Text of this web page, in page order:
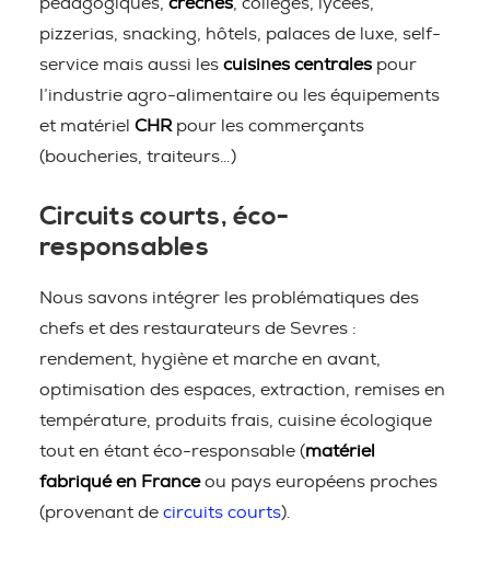
pizzerias, snacking, hôtels, palaces de luxe, self-
service mais aussi les cuisines centrales pour
l’industrie agro-alimentaire ou les équipements
et matériel CHR pour les commerçants
(boucheries, traiteurs…)
Circuits courts, éco-
responsables
Nous savons intégrer les problématiques des
chefs et des restaurateurs de Sevres :
rendement, hygiène et marche en avant,
optimisation des espaces, extraction, remises en
température, produits frais, cuisine écologique
tout en étant éco-responsable (matériel
fabriqué en Franceou pays européens proches
(provenant de circuits courts).